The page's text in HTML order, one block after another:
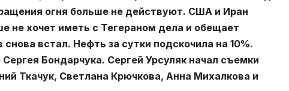
огня больше не действуют. США и Иран
не хочет иметь с Тегераном дела и обещает
встал. Нефть за сутки подскочила на 10%.
Бондарчука. Сергей Урсуляк начал съемки
Ткачук, Светлана Крючкова, Анна Михалкова и